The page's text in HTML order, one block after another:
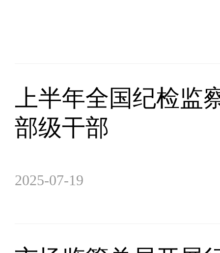
上半年全国纪检监
部级干部
2025-07-19